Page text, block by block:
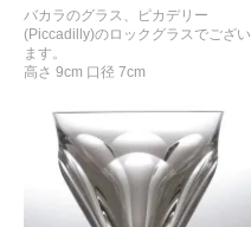
バカラのグラス、ピカデリー
(Piccadilly)のロックグラスでござい
ます。
高さ 9cm 口径 7cm